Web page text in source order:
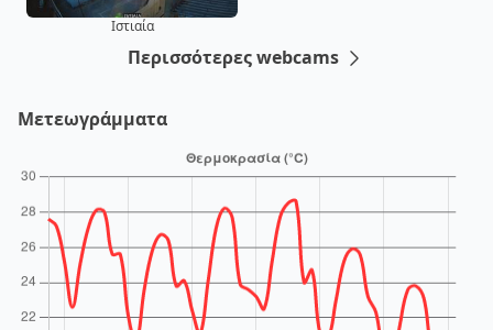
Ιστιαία
Περισσότερες webcams
Μετεωγράμματα